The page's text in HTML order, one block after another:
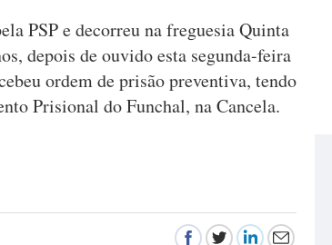
PSP e decorreu na freguesia Quinta
depois de ouvido esta segunda-feira
ordem de prisão preventiva, tendo
Prisional do Funchal, na Cancela.